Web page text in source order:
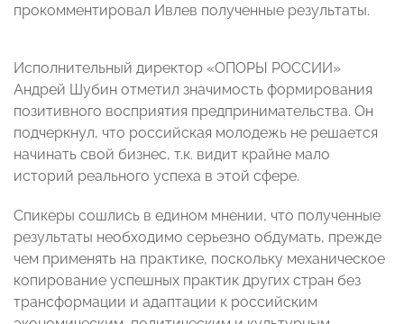
прокомментировал Ивлев полученные результаты.
Исполнительный директор «ОПОРЫ РОССИИ»
Андрей Шубин отметил значимость формирования
позитивного восприятия предпринимательства. Он
подчеркнул, что российская молодежь не решается
начинать свой бизнес, т.к. видит крайне мало
историй реального успеха в этой сфере.
Спикеры сошлись в едином мнении, что полученные
результаты необходимо серьезно обдумать, прежде
чем применять на практике, поскольку механическое
копирование успешных практик других стран без
трансформации и адаптации к российским